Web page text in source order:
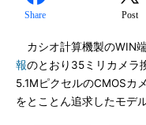
Share Post
カシオ計算機製のWIN
報のとおり35ミリカメラ
5.1MピクセルのCMOSカ
をとことん追求したモデ